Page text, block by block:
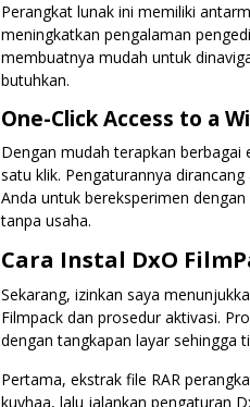
Perangkat lunak ini memiliki
meningkatkan pengalaman
membuatnya mudah untuk
butuhkan.
One-Click Access to a
Dengan mudah terapkan berbagai
satu klik. Pengaturannya
Anda untuk bereksperimen
tanpa usaha.
Cara Instal DxO
Sekarang, izinkan saya
Filmpack dan prosedur aktivasi.
dengan tangkapan layar sehingga
Pertama, ekstrak file RAR
kuyhaa, lalu jalankan pengaturan